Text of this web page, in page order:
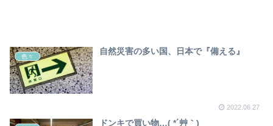
色々
自然災害の多い国、日本で『備える』
2022.06.27
ドンキで買い物…( *´艸｀)